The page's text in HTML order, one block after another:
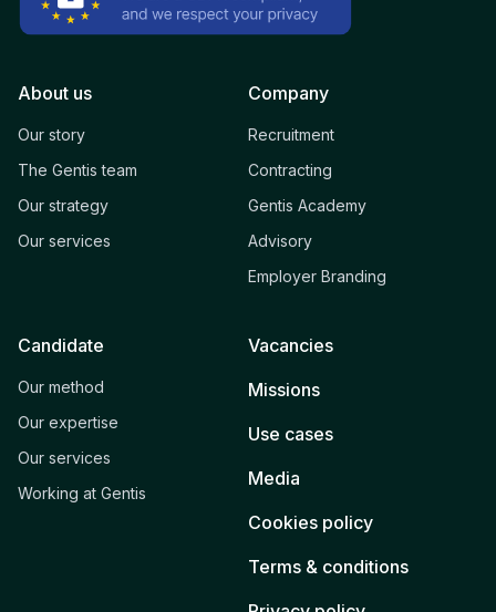
About us
Our story
The Gentis team
Our strategy
Our services
Company
Recruitment
Contracting
Gentis Academy
Advisory
Employer Branding
Candidate
Our method
Our expertise
Our services
Working at Gentis
Vacancies
Missions
Use cases
Media
Cookies policy
Terms & conditions